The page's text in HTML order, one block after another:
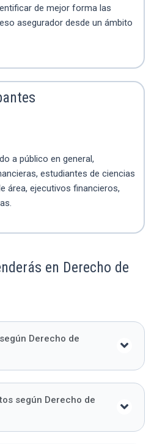
de mejor forma las
asegurador desde un ámbito
a público en general,
estudiantes de ciencias
área, ejecutivos financieros,
en Derecho de
Derecho de
según Derecho de